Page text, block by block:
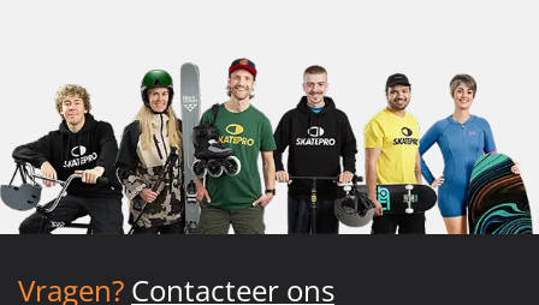
Vragen? Contacteer ons